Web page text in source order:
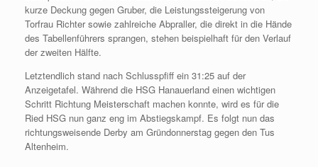
kurze Deckung gegen Gruber, die Leistungssteigerung von
Torfrau Richter sowie zahlreiche Abpraller, die direkt in die Hände
des Tabellenführers sprangen, stehen beispielhaft für den Verlauf
der zweiten Hälfte.
Letztendlich stand nach Schlusspfiff ein 31:25 auf der
Anzeigetafel. Während die HSG Hanauerland einen wichtigen
Schritt Richtung Meisterschaft machen konnte, wird es für die
Ried HSG nun ganz eng im Abstiegskampf. Es folgt nun das
richtungsweisende Derby am Gründonnerstag gegen den Tus
Altenheim.